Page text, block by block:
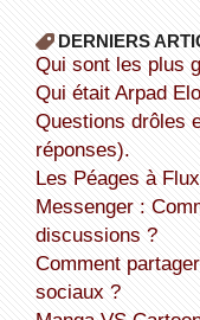
DERNIERS
Qui sont les
Qui était Arpad
Questions drôles en direct de Facebook (avec les
réponses).
Les Péages à
Messenger : Comment récupérer et lire toutes les
discussions ?
Comment partager l'humour sur les réseaux
sociaux ?